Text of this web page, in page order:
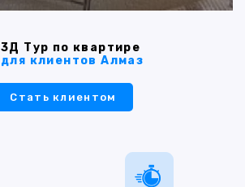
3Д Тур по квартире
для клиентов Алмаз
Стать клиентом